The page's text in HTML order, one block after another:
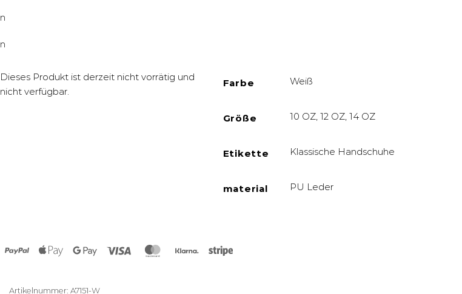
n
n
Dieses Produkt ist derzeit nicht vorrätig und
nicht verfügbar.
Farbe Weiß
Größe 10 OZ, 12 OZ, 14 OZ
Etikette Klassische Handschuhe
material PU Leder
PayPal Apple
Google
Visa MasterCardKlarna Stripe
Artikelnummer: A7151-W